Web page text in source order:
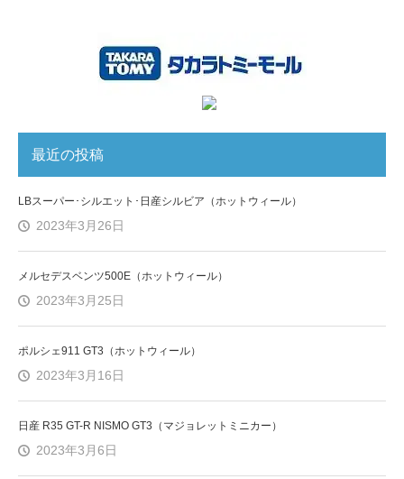
最近の投稿
LBスーパー･シルエット･日産シルビア（ホットウィール）
2023年3月26日
メルセデスベンツ500E（ホットウィール）
2023年3月25日
ポルシェ911 GT3（ホットウィール）
2023年3月16日
日産 R35 GT-R NISMO GT3（マジョレットミニカー）
2023年3月6日